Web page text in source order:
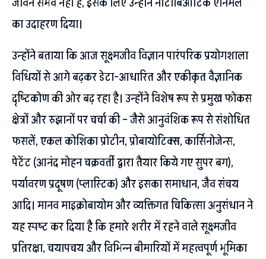
का उदाहरण दिया।
उन्होंने बताया कि आज सूक्ष्मजीव विज्ञान पारंपरिक प्रयोगशाला
विधियों से आगे बढ़कर डेटा-आधारित और एकीकृत वैज्ञानिक
दृष्टिकोण की ओर बढ़ रहा है। उन्होंने विशेष रूप से प्रमुख फोकस
क्षेत्रों और रुझानों पर चर्चा की – जैसे आनुवंशिक रूप से संशोधित
फसलें, एकल कोशिका प्रोटीन, प्रोबायोटिक्स, कार्सिनोजेन्स,
पेटेंट (आनंद मोहन चक्रवर्ती द्वारा तैयार किये गए सुपर बग),
पर्यावरण प्रदूषण (प्लास्टिक) और इसका समाधान, जैव संचय
आदि। मानव माइक्रोबायोम और व्यक्तिगत चिकित्सा अनुसंधान ने
यह स्पष्ट कर दिया है कि हमारे शरीर में रहने वाले सूक्ष्मजीव
प्रतिरक्षा, चयापचय और विभिन्न बीमारियों में महत्वपूर्ण भूमिका